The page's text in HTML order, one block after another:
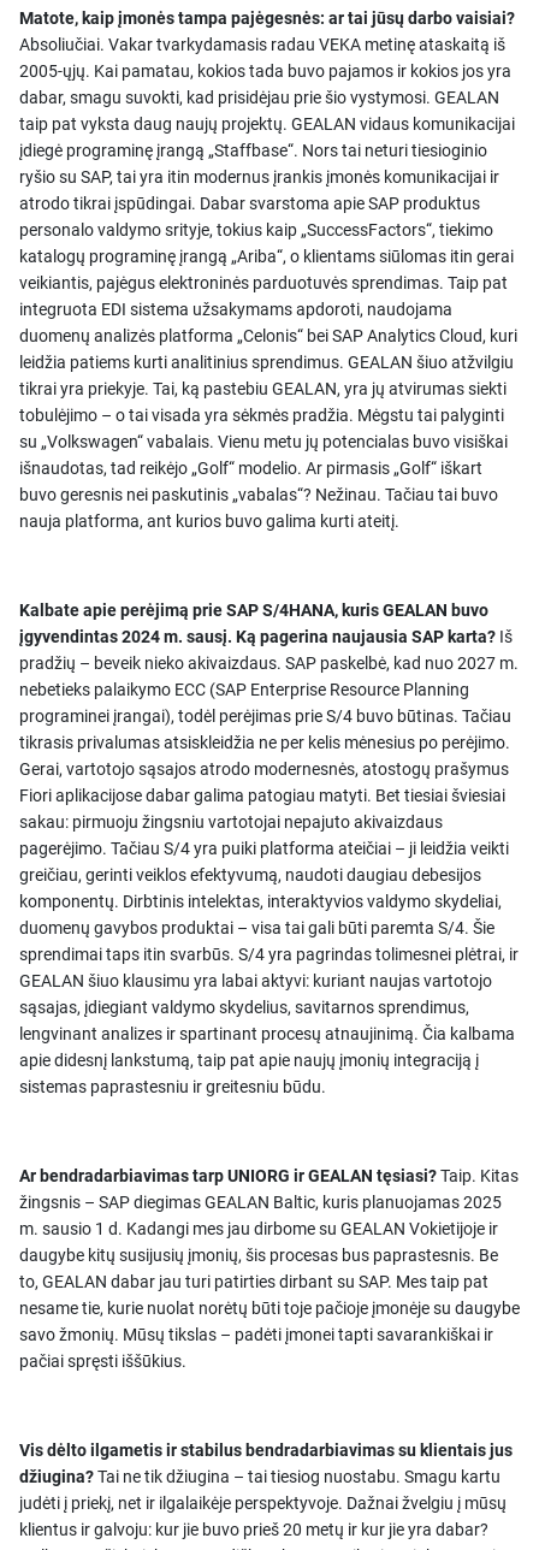
Matote, kaip įmonės tampa pajėgesnės: ar tai jūsų darbo vaisiai?
Absoliučiai. Vakar tvarkydamasis radau VEKA metinę ataskaitą iš
2005-ųjų. Kai pamatau, kokios tada buvo pajamos ir kokios jos yra
dabar, smagu suvokti, kad prisidėjau prie šio vystymosi. GEALAN
taip pat vyksta daug naujų projektų. GEALAN vidaus komunikacijai
įdiegė programinę įrangą „Staffbase“. Nors tai neturi tiesioginio
ryšio su SAP, tai yra itin modernus įrankis įmonės komunikacijai ir
atrodo tikrai įspūdingai. Dabar svarstoma apie SAP produktus
personalo valdymo srityje, tokius kaip „SuccessFactors“, tiekimo
katalogų programinę įrangą „Ariba“, o klientams siūlomas itin gerai
veikiantis, pajėgus elektroninės parduotuvės sprendimas. Taip pat
integruota EDI sistema užsakymams apdoroti, naudojama
duomenų analizės platforma „Celonis“ bei SAP Analytics Cloud, kuri
leidžia patiems kurti analitinius sprendimus. GEALAN šiuo atžvilgiu
tikrai yra priekyje. Tai, ką pastebiu GEALAN, yra jų atvirumas siekti
tobulėjimo – o tai visada yra sėkmės pradžia. Mėgstu tai palyginti
su „Volkswagen“ vabalais. Vienu metu jų potencialas buvo visiškai
išnaudotas, tad reikėjo „Golf“ modelio. Ar pirmasis „Golf“ iškart
buvo geresnis nei paskutinis „vabalas“? Nežinau. Tačiau tai buvo
nauja platforma, ant kurios buvo galima kurti ateitį.
Kalbate apie perėjimą prie SAP S/4HANA, kuris GEALAN buvo
įgyvendintas 2024 m. sausį. Ką pagerina naujausia SAP karta? Iš
pradžių – beveik nieko akivaizdaus. SAP paskelbė, kad nuo 2027 m.
nebetieks palaikymo ECC (SAP Enterprise Resource Planning
programinei įrangai), todėl perėjimas prie S/4 buvo būtinas. Tačiau
tikrasis privalumas atsiskleidžia ne per kelis mėnesius po perėjimo.
Gerai, vartotojo sąsajos atrodo modernesnės, atostogų prašymus
Fiori aplikacijose dabar galima patogiau matyti. Bet tiesiai šviesiai
sakau: pirmuoju žingsniu vartotojai nepajuto akivaizdaus
pagerėjimo. Tačiau S/4 yra puiki platforma ateičiai – ji leidžia veikti
greičiau, gerinti veiklos efektyvumą, naudoti daugiau debesijos
komponentų. Dirbtinis intelektas, interaktyvios valdymo skydeliai,
duomenų gavybos produktai – visa tai gali būti paremta S/4. Šie
sprendimai taps itin svarbūs. S/4 yra pagrindas tolimesnei plėtrai, ir
GEALAN šiuo klausimu yra labai aktyvi: kuriant naujas vartotojo
sąsajas, įdiegiant valdymo skydelius, savitarnos sprendimus,
lengvinant analizes ir spartinant procesų atnaujinimą. Čia kalbama
apie didesnį lankstumą, taip pat apie naujų įmonių integraciją į
sistemas paprastesniu ir greitesniu būdu.
Ar bendradarbiavimas tarp UNIORG ir GEALAN tęsiasi?Taip. Kitas
žingsnis – SAP diegimas GEALAN Baltic, kuris planuojamas 2025
m. sausio 1 d. Kadangi mes jau dirbome su GEALAN Vokietijoje ir
daugybe kitų susijusių įmonių, šis procesas bus paprastesnis. Be
to, GEALAN dabar jau turi patirties dirbant su SAP. Mes taip pat
nesame tie, kurie nuolat norėtų būti toje pačioje įmonėje su daugybe
savo žmonių. Mūsų tikslas – padėti įmonei tapti savarankiškai ir
pačiai spręsti iššūkius.
Vis dėlto ilgametis ir stabilus bendradarbiavimas su klientais jus
džiugina?Tai ne tik džiugina – tai tiesiog nuostabu. Smagu kartu
judėti į priekį, net ir ilgalaikėje perspektyvoje. Dažnai žvelgiu į mūsų
klientus ir galvoju: kur jie buvo prieš 20 metų ir kur jie yra dabar?